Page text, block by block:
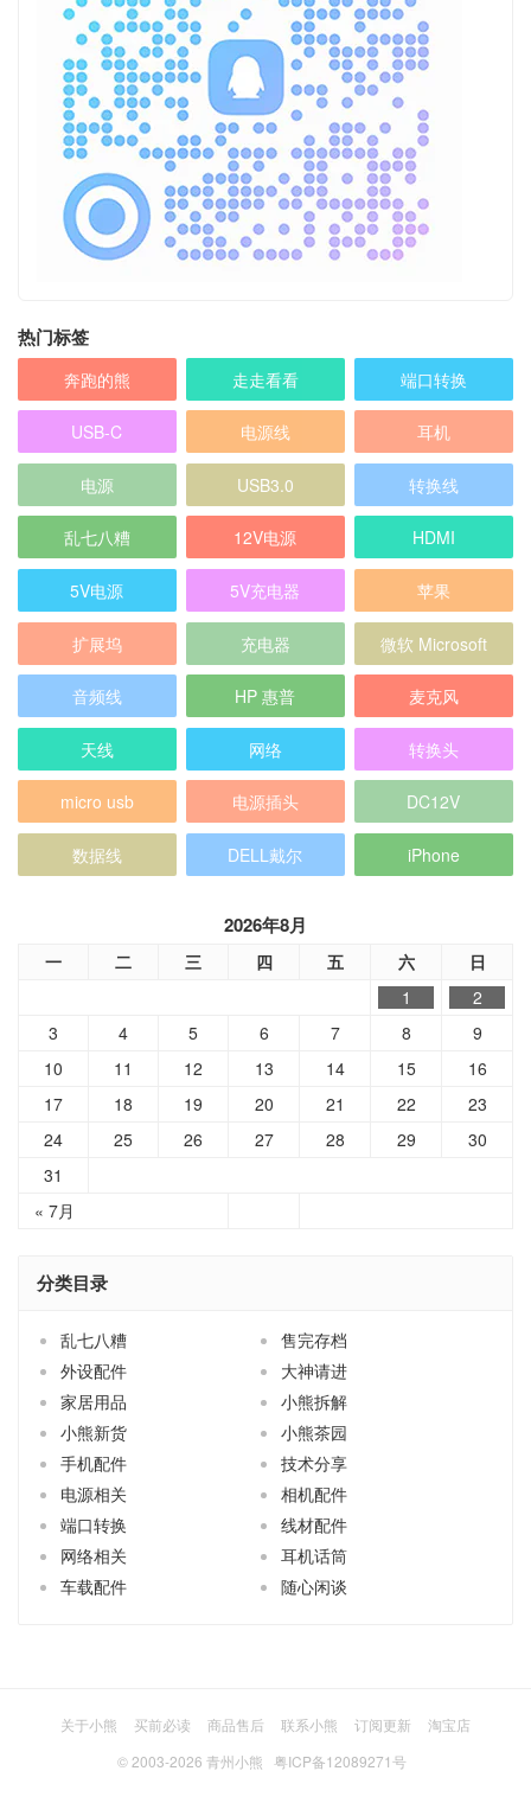
热门标签
奔跑的熊 走走看看 端口转换
USB-C 电源线 耳机
电源 USB3.0 转换线
乱七八糟 12V电源 HDMI
5V电源 5V充电器 苹果
扩展坞 充电器 微软 Microsoft
音频线 HP 惠普 麦克风
天线 网络 转换头
micro usb 电源插头 DC12V
数据线 DELL戴尔 iPhone
2026年8月
一 二 三 四 五 六 日
« 7月
1
2
3
4 5 6 7 8
9
10
11 12 13 14 15
16
17
18 19 20 21 22
23
24
25 26 27 28 29
30
31
分类目录
乱七八糟
售完存档
外设配件
大神请进
家居用品
小熊拆解
小熊新货
小熊茶园
手机配件
技术分享
电源相关
相机配件
端口转换
线材配件
网络相关
耳机话筒
车载配件
随心闲谈
关于小熊 买前必读 商品售后 联系小熊 订阅更新
淘宝店
© 2003-2026 青州小熊 粤ICP备12089271号